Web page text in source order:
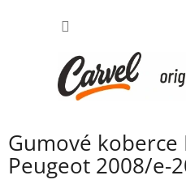
Gumové koberce
Peugeot 2008/e-